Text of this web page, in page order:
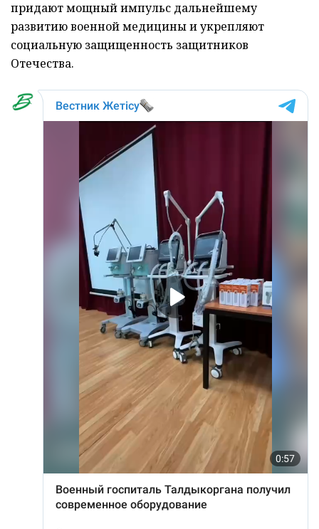
придают мощный импульс дальнейшему
развитию военной медицины и укрепляют
социальную защищенность защитников
Отечества.